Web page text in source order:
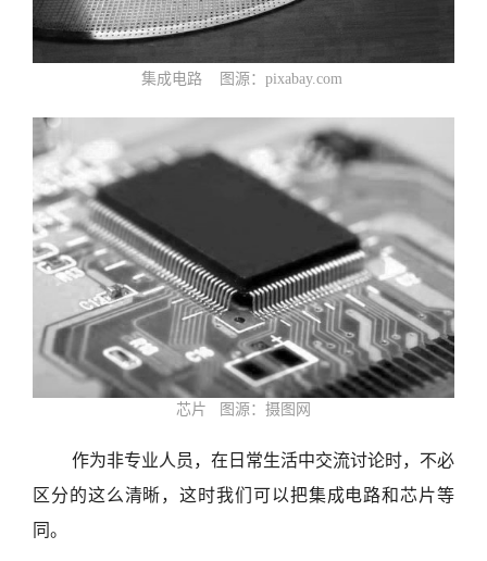
集成电路 图源：pixabay.com
芯片 图源：摄图网
作为非专业人员，在日常生活中交流讨论时，不必
区分的这么清晰，这时我们可以把集成电路和芯片等
同。